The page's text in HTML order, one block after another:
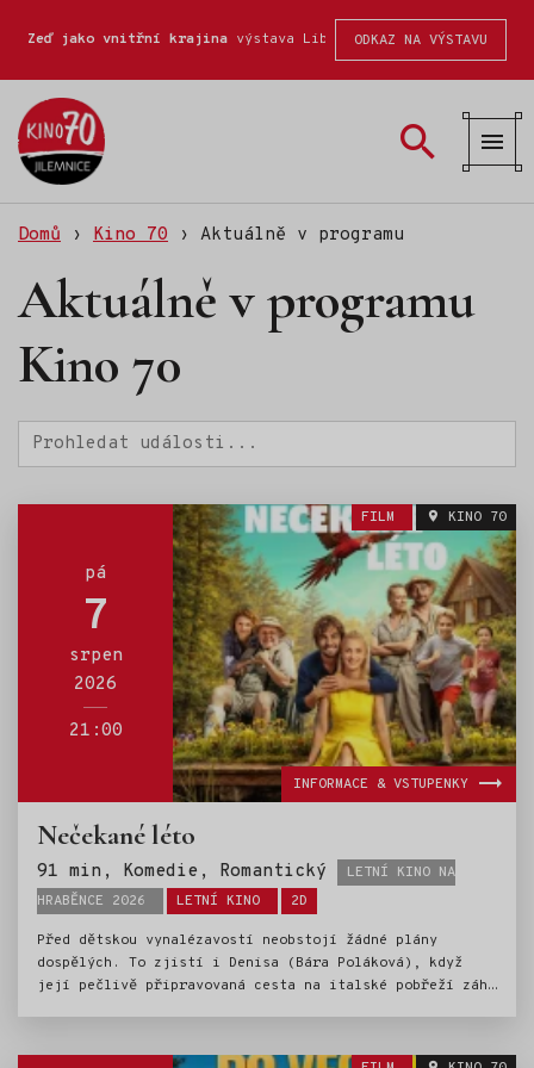
Zeď jako vnitřní krajina výstava Liberecké školy fotografické
ODKAZ NA VÝSTAVU
70
Domů › Kino 70 › Aktuálně v programu
Aktuálně v programu
Kino 70
Hledat
pá
7
srpen
2026
21:00
FILM KINO 70
Nečekané léto
91 min, Komedie, Romantický Štítky:
LETNÍ KINO NA
HRABĚNCE 2026
LETNÍ KINO 2D
Před dětskou vynalézavostí neobstojí žádné plány
dospělých. To zjistí i Denisa (Bára Poláková), když
její pečlivě připravovaná cesta na italské pobřeží záhy
najdou cestu k Petrovi (Jordan Haj), který těch pár
INFORMACE & VSTUPENKY